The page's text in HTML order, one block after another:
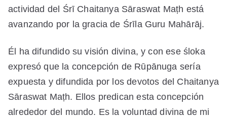
actividad del Śrī Chaitanya Sāraswat Maṭh está
avanzando por la gracia de Śrīla Guru Mahārāj.
Él ha difundido su visión divina, y con ese śloka
expresó que la concepción de Rūpānuga sería
expuesta y difundida por los devotos del Chaitanya
Sāraswat Maṭh. Ellos predican esta concepción
alrededor del mundo. Es la voluntad divina de mi